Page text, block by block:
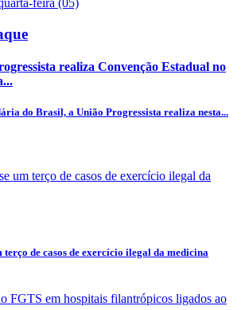
realiza Convenção Estadual no
do Brasil, a União Progressista realiza nesta...
terço de casos de exercício ilegal da medicina